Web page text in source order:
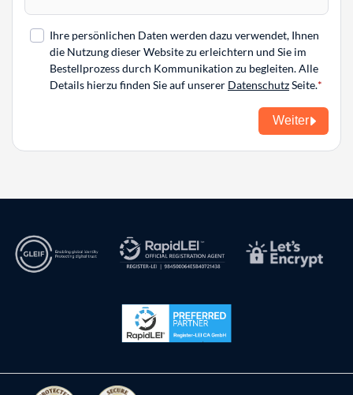
Ihre persönlichen Daten werden dazu verwendet, Ihnen
die Nutzung dieser Website zu erleichtern und Sie im
Bestellprozess durch Kommunikation zu begleiten. Alle
Details hierzu finden Sie auf unserer DatenschutzSeite.
Weiter